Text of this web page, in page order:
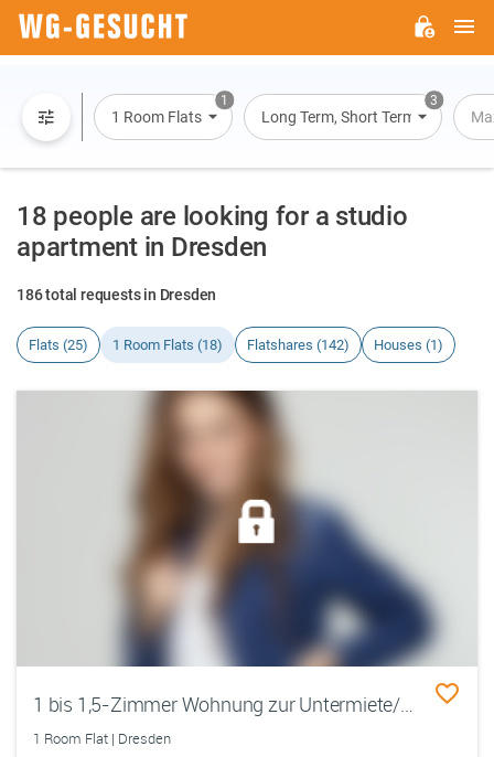
1
1 Room Flats
3
Long Term, Short Term, Overnight
18 people are looking for a studio
apartment in Dresden
186 total requests in Dresden
Flats (25) 1 Room Flats (18) Flatshares (142) Houses (1)
1 bis 1,5-Zimmer Wohnung zur Untermiete/befristet Gesucht :)
1 Room Flat | Dresden